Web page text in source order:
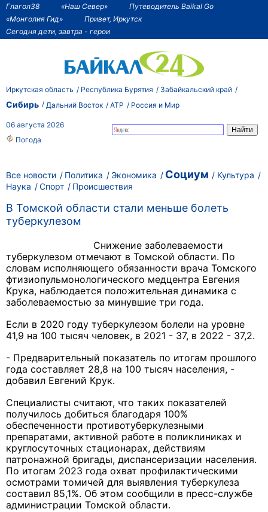
Глагол38 «Наш Север»
Путеводитель Baikal Go
«Монголия Гид»
Привет, Иркутск
Сегодня дети, завтра - герои
Иркутская область Республика Бурятия Забайкальский край
Сибирь Дальний Восток АТР Россия и Мир
06 августа 2026
Погода
Все новости Политика Экономика Социум
Культура
Наука
Спорт Происшествия
В Томской области стали меньше болеть
туберкулезом
Снижение заболеваемости
туберкулезом отмечают в Томской области. По
словам исполняющего обязанности врача Томского
фтизиопульмонологического медцентра Евгения
Крука, наблюдается положительная динамика с
заболеваемостью за минувшие три года.
Если в 2020 году туберкулезом болели на уровне
41,9 на 100 тысяч человек, в 2021 - 37, в 2022 - 37,2.
- Предварительный показатель по итогам прошлого
года составляет 28,8 на 100 тысяч населения, -
добавил Евгений Крук.
Специалисты считают, что таких показателей
получилось добиться благодаря 100%
обеспеченности противотуберкулезными
препаратами, активной работе в поликлиниках и
круглосуточных стационарах, действиям
патронажной бригады, диспансеризации населения.
По итогам 2023 года охват профилактическими
осмотрами томичей для выявления туберкулеза
составил 85,1%. Об этом сообщили в пресс-службе
администрации Томской области.